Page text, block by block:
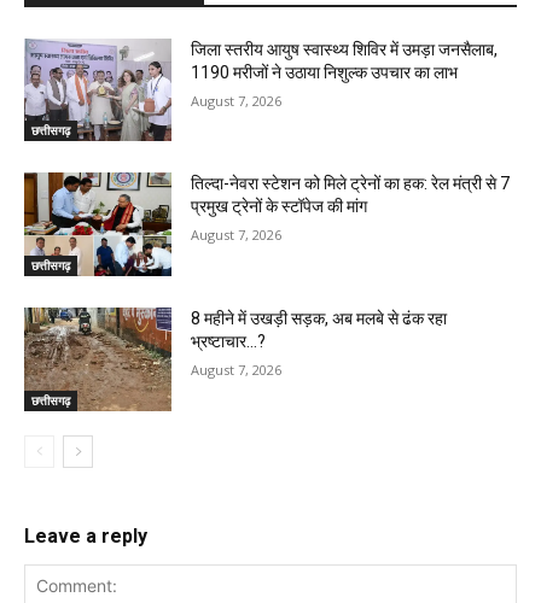
छत्तीसगढ़
जिला स्तरीय आयुष स्वास्थ्य शिविर में उमड़ा जनसैलाब,
1190 मरीजों ने उठाया निशुल्क उपचार का लाभ
August 7, 2026
छत्तीसगढ़
तिल्दा-नेवरा स्टेशन को मिले ट्रेनों का हक: रेल मंत्री से 7
प्रमुख ट्रेनों के स्टॉपेज की मांग
August 7, 2026
छत्तीसगढ़
8 महीने में उखड़ी सड़क, अब मलबे से ढंक रहा
भ्रष्टाचार…?
August 7, 2026
Leave a reply